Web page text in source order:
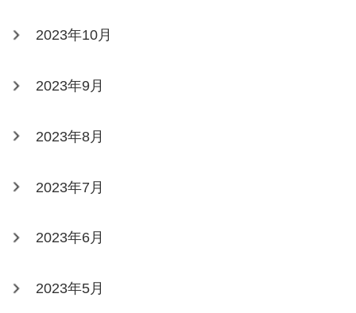
2023年10月
2023年9月
2023年8月
2023年7月
2023年6月
2023年5月